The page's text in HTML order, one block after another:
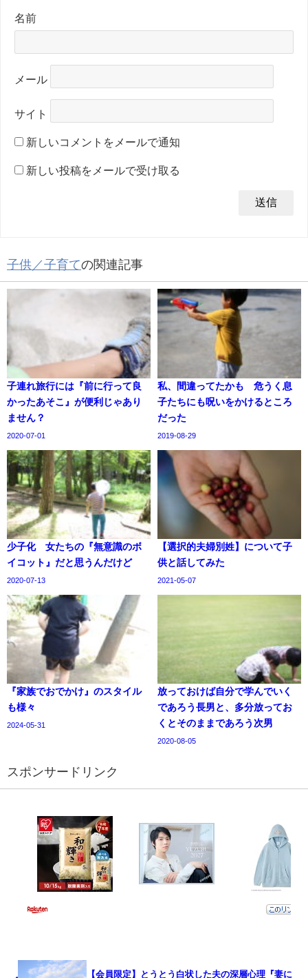
名前
メール
サイト
新しいコメントをメールで通知
新しい投稿をメールで受け取る
子供／子育ての関連記事
子連れ旅行には『前に行って良
かったあそこ』が便利じゃあり
ません？
2020-07-01
私、間違ってたかも 危うく息
子たちにも呪いをかけるところ
だった
2019-08-29
少子化 女たちの『無意識のボ
イコット』だと思うんだけど
2020-07-13
【選択的夫婦別姓】について子
供と話してみた
2021-05-07
『家族でおでかけ』のスタイル
も様々
2024-05-31
放っておけば自分で学んでいく
であろう長男と、多分放ってお
くとそのままであろう次男
2020-08-05
スポンサードリンク
【会員限定】とうとう白状した夫の深層心理『妻に